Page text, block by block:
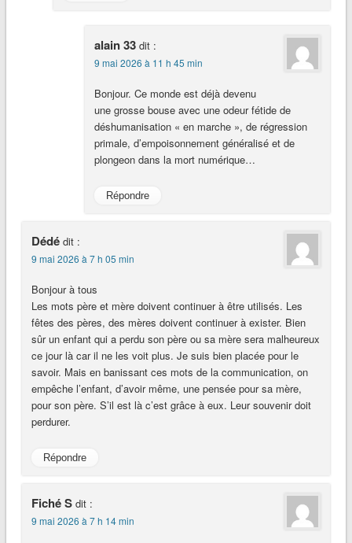
alain 33 dit :
9 mai 2026 à 11 h 45 min
Bonjour. Ce monde est déjà devenu
une grosse bouse avec une odeur fétide de
déshumanisation « en marche », de régression
primale, d’empoisonnement généralisé et de
plongeon dans la mort numérique…
Répondre
Dédé dit :
9 mai 2026 à 7 h 05 min
Bonjour à tous
Les mots père et mère doivent continuer à être utilisés. Les
fêtes des pères, des mères doivent continuer à exister. Bien
sûr un enfant qui a perdu son père ou sa mère sera malheureux
ce jour là car il ne les voit plus. Je suis bien placée pour le
savoir. Mais en banissant ces mots de la communication, on
empêche l’enfant, d’avoir même, une pensée pour sa mère,
pour son père. S’il est là c’est grâce à eux. Leur souvenir doit
perdurer.
Répondre
Fiché S dit :
9 mai 2026 à 7 h 14 min